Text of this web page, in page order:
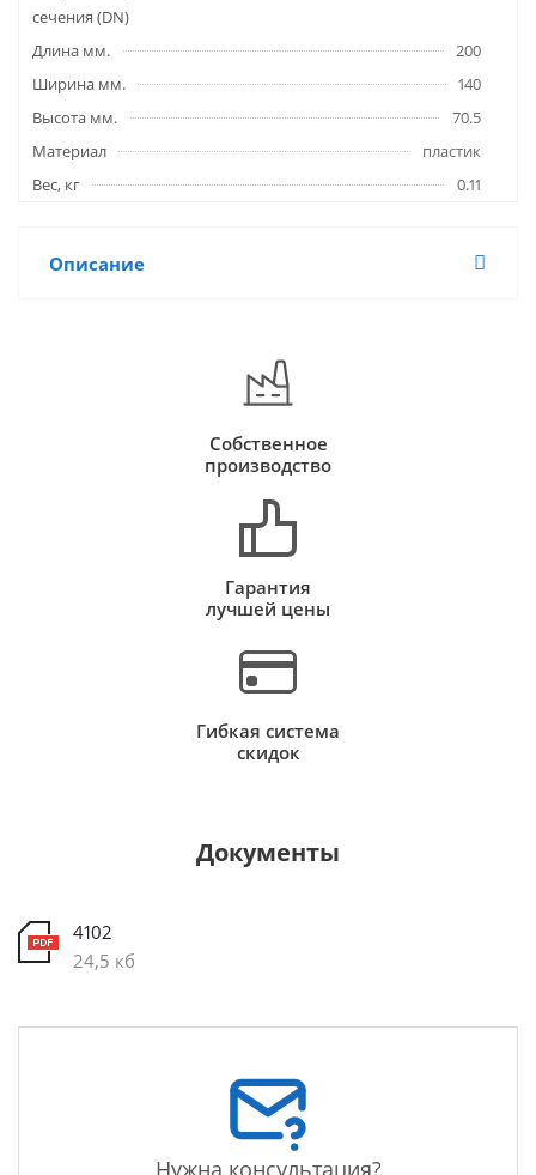
сечения (DN)
Длина мм.
200
Ширина мм.
140
Высота мм.
70.5
Материал
пластик
Вес, кг
0.11
Описание
Собственное
производство
Гарантия
лучшей цены
Гибкая система
скидок
Документы
4102
24,5 кб
Нужна консультация?